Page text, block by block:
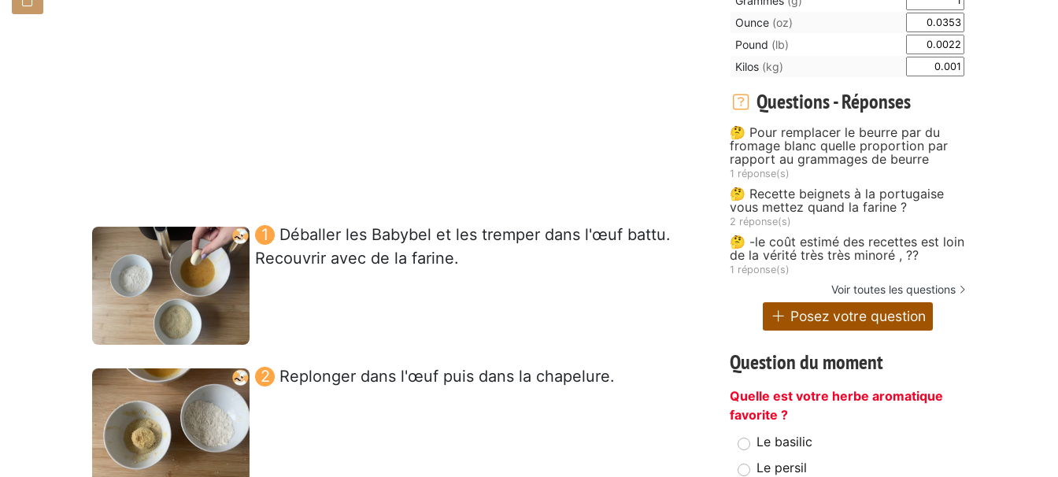
Déballer les Babybel et les tremper dans l'œuf battu.
Recouvrir avec de la farine.
Replonger dans l'œuf puis dans la chapelure.
Ounce (oz)
Pound (lb)
Kilos (kg)
Questions - Réponses
🤔 Pour remplacer le beurre par du
fromage blanc quelle proportion par
rapport au grammages de beurre
1 réponse(s)
🤔 Recette beignets à la portugaise
vous mettez quand la farine ?
2 réponse(s)
🤔 -le coût estimé des recettes est loin
de la vérité très très minoré , ??
1 réponse(s)
Voir toutes les questions
Posez votre question
Question du moment
Quelle est votre herbe aromatique
favorite ?
Le basilic
Le persil